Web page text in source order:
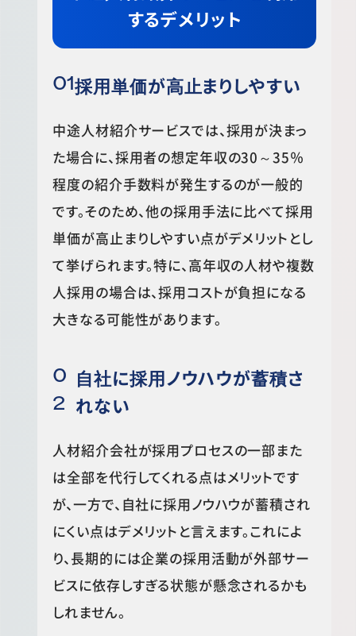
するデメリット
採用単価が高止まりしやすい
中途人材紹介サービスでは、採用が決まっ
た場合に、採用者の想定年収の30～35％
程度の紹介手数料が発生するのが一般的
です。そのため、他の採用手法に比べて採用
単価が高止まりしやすい点がデメリットとし
て挙げられます。特に、高年収の人材や複数
人採用の場合は、採用コストが負担になる
大きなる可能性があります。
自社に採用ノウハウが蓄積さ
れない
人材紹介会社が採用プロセスの一部また
は全部を代行してくれる点はメリットです
が、一方で、自社に採用ノウハウが蓄積され
にくい点はデメリットと言えます。これによ
り、長期的には企業の採用活動が外部サー
ビスに依存しすぎる状態が懸念されるかも
しれません。